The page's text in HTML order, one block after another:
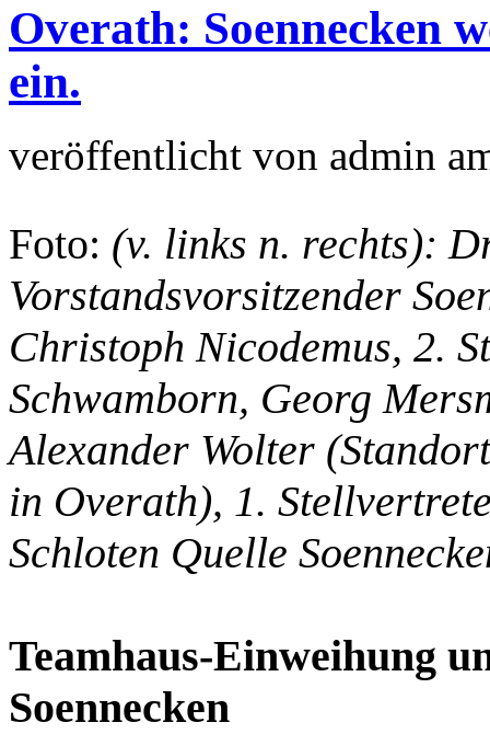
Overath: Soennecken
ein.
veröffentlicht von admin
Foto: (v. links n. rechts):
Vorstandsvorsitzender
Christoph Nicodemus, 2.
Schwamborn, Georg
Alexander Wolter
in Overath), 1.
Schloten Quelle
Teamhaus-Einweihung
Soennecken